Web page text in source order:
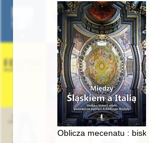
Oblicza mecenatu :